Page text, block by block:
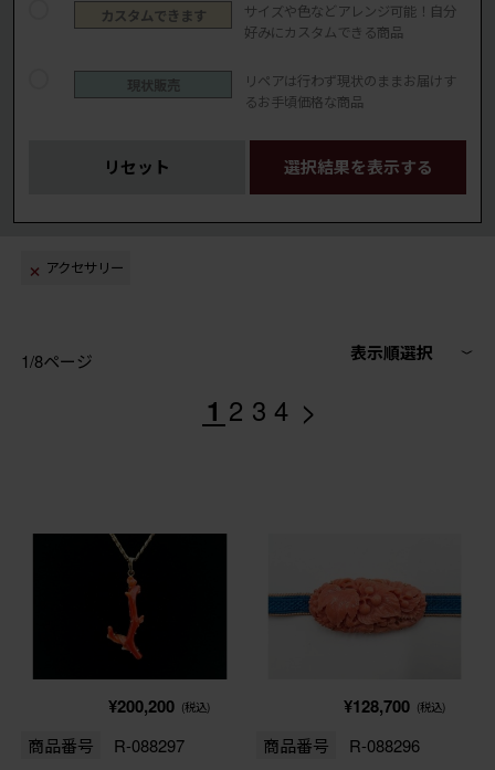
カスタムできます
サイズや色などアレンジ可能！自分
好みにカスタムできる商品
現状販売
リペアは行わず現状のままお届けす
るお手頃価格な商品
リセット 選択結果を表示する
アクセサリー
1/8ページ 表示順選択
1 2 3 4 >
¥200,200 (税込)
商品番号 R-088297
¥128,700 (税込)
商品番号 R-088296